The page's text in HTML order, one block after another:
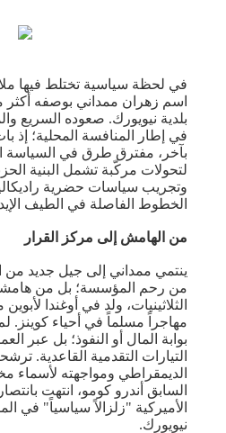
في لحظة سياسية تختلط فيها
اسم زهران ممداني بوصفه
بلدية نيويورك. صعوده السريع
في إطار المنافسة المحلية؛ إذ
بآخر، مفترق طرق في السياسة
لتحولات مركّبة تشمل البنية
وتجريب سياسات حضرية
الخطوط الفاصلة في الطيف
من الهامش إلى مركز القرار
ينتمي ممداني إلى جيل جديد من
من رحم المؤسسة؛ بل من
الثلاثينيات، ولد في أوغندا
مهاجراً مسلماً في أحياء كوينز.
بوابة المال أو النفوذ؛ بل عبر
التيارات التقدمية القاعدية.
الديمقراطي ومواجهته لأسماء
السابق أندرو كومو، انتهت
الأميركية "زلزالاً سياسياً" في
نيويورك.